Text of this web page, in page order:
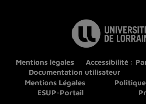
Mentions légales
Accessibilité :
Documentation utilisateur
Mentions Légales
ESUP-Portail